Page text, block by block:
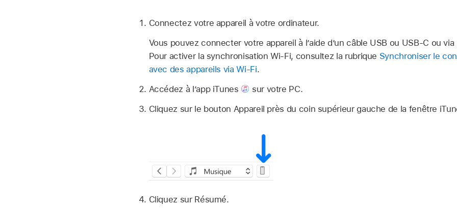
Connectez votre appareil à votre ordinateur.
Vous pouvez connecter votre appareil à l’aide d’un câble USB ou USB-C ou
Pour activer la synchronisation Wi-Fi, consultez la rubrique Synchroniser le
avec des appareils via Wi-Fi.
Accédez à l’app iTunes
sur votre PC.
Cliquez sur le bouton Appareil près du coin supérieur gauche de la fenêtre
Cliquez sur Résumé.